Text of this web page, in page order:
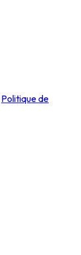
Politique de